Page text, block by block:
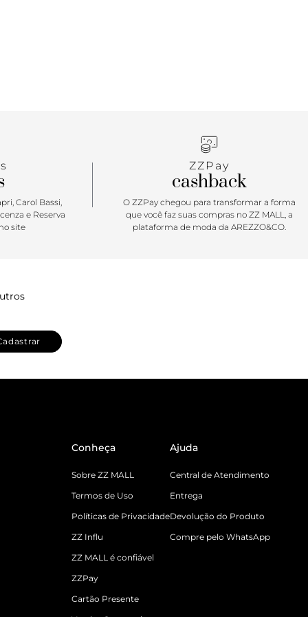
Carol Bassi,
e Reserva
site
ZZPay
cashback
O ZZPay chegou para transformar a forma
que você faz suas compras no ZZ MALL, a
plataforma de moda da AREZZO&CO.
Conheça
Sobre ZZ MALL
Termos de Uso
Políticas de Privacidade
ZZ Influ
ZZ MALL é confiável
ZZPay
Cartão Presente
Ajuda
Central de Atendimento
Entrega
Devolução do Produto
Compre pelo WhatsApp